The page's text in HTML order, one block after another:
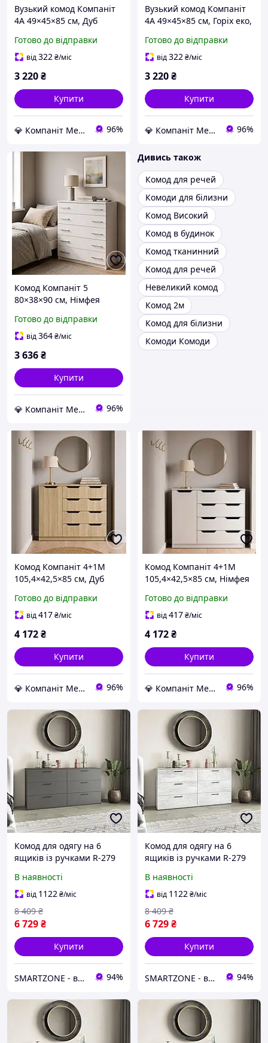
Вузький комод Компаніт
4А 49×45×85 см, Дуб
шухлядами на роликових
напрямних, компактний
Готово до відправки
від322₴/міс
3 220₴
Купити
💎 Компаніт Меблі 96%
Вузький комод Компаніт
4А 49×45×85 см, Горіх еко,
на роликових напрямних,
компактний комод для
Готово до відправки
від322₴/міс
3 220₴
Купити
💎 Компаніт Меблі 96%
Комод Компаніт 5
80×38×90 см, Німфея
шухлядами на роликових
напрямних, комод для
Готово до відправки
від364₴/міс
3 636₴
Купити
💎 Компаніт Меблі 96%
Дивись також
Комод для речей
Комоди для білизни
Комод Високий
Комод в будинок
Комод тканинний
Комод для речей
Невеликий комод
Комод 2м
Комод для білизни
Комоди Комоди
Комод Компаніт 4+1М
105,4×42,5×85 см, Дуб
шухлядами та
дверцятами, місткий
Готово до відправки
від417₴/міс
4 172₴
Купити
💎 Компаніт Меблі 96%
Комод Компаніт 4+1М
105,4×42,5×85 см, Німфея
шухлядами та
дверцятами, місткий
Готово до відправки
від417₴/міс
4 172₴
Купити
💎 Компаніт Меблі 96%
Комод для одягу на 6
ящиків із ручками R-279
В наявності
від 1122₴/міс
6 729₴
8 409 ₴
Купити
SMARTZONE - виробник стелажів 94%
Комод для одягу на 6
ящиків із ручками R-279
В наявності
від 1122₴/міс
6 729₴
8 409 ₴
Купити
SMARTZONE - виробник стелажів 94%